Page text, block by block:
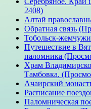
2408)
Алтай
Обратная связь
Тобольск-
Путешествие в
паломника
Храм
Тамбовка.
Ачаирский
Расписание
Паломническая